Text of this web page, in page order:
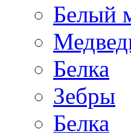
Белый
Белка
Зебры
Белка